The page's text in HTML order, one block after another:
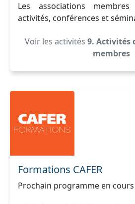
Les associations
activités, conférences et
Voir les activités 9. Activités
membres
Formations CAFER
Prochain programme en